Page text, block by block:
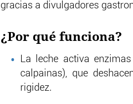
gracias a divulgadores
¿Por qué funciona?
La leche activa
calpainas), que
rigidez.